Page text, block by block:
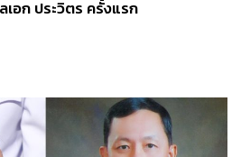
อก ประวิตร ครั้งแรก